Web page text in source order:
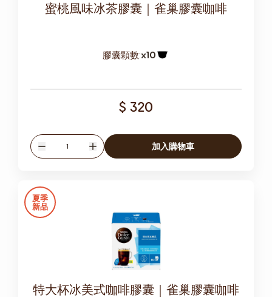
蜜桃風味冰茶膠囊｜雀巢膠囊咖啡
膠囊顆數:x10
$ 320
數量
增加
加入購物車
夏季
新品
特大杯冰美式咖啡膠囊｜雀巢膠囊咖啡